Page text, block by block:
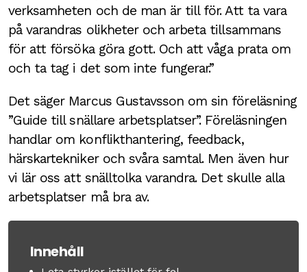
verksamheten och de man är till för. Att ta vara
på varandras olikheter och arbeta tillsammans
för att försöka göra gott. Och att våga prata om
och ta tag i det som inte fungerar.”
Det säger Marcus Gustavsson om sin föreläsning
”Guide till snällare arbetsplatser”. Föreläsningen
handlar om konflikthantering, feedback,
härskartekniker och svåra samtal. Men även hur
vi lär oss att snälltolka varandra. Det skulle alla
arbetsplatser må bra av.
Innehåll